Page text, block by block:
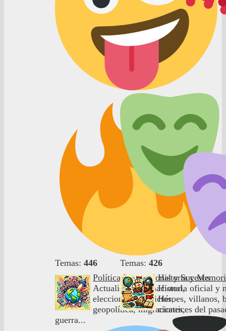
Temas: 446 Temas: 426
Política Internacional y Sucesos
Actualidad internacional,
elecciones, conflictos,
geopolítica, migraciones,
guerra...
Historia y
Historia oficial y
Héroes, villanos,
cicatrices del